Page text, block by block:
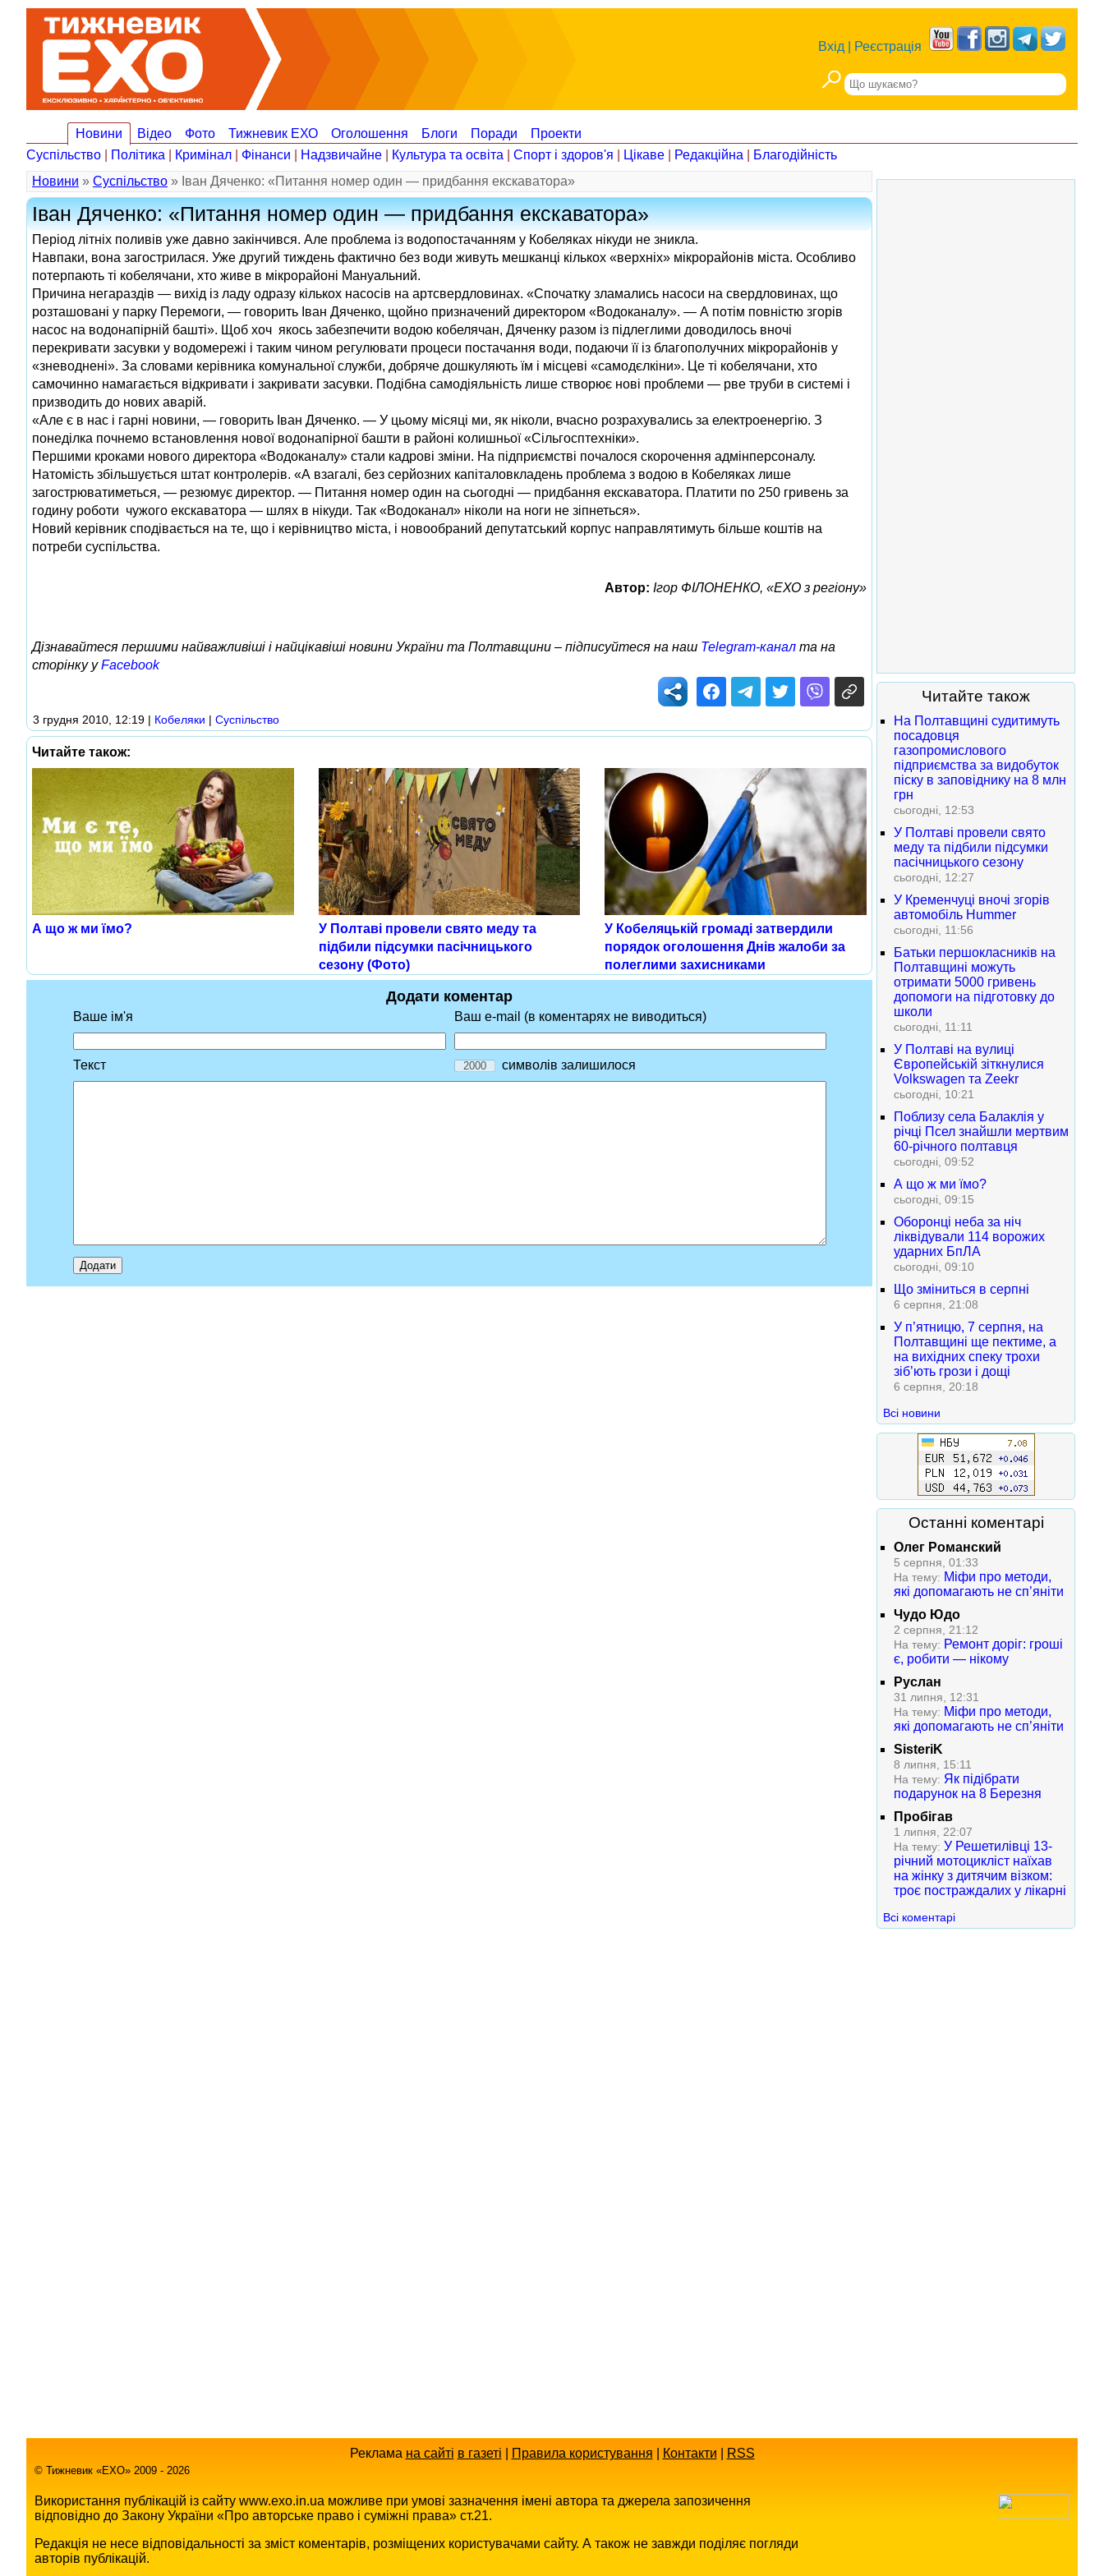
Вхід Реєстрація
Новини Відео Фото Тижневик ЕХО Оголошення Блоги Поради
Проекти
Суспільство
Політика Кримінал Фінанси Надзвичайне Культура та освіта Спорт і здоров'я Цікаве Редакційна
Благодійність
Новини » Суспільство » Іван Дяченко: «Питання номер один — придбання екскаватора»
Іван Дяченко: «Питання номер один — придбання екскаватора»
Період літніх поливів уже давно закінчився. Але проблема із водопостачанням у Кобеляках нікуди не зникла.
Навпаки, вона загострилася. Уже другий тиждень фактично без води живуть мешканці кількох «верхніх» мікрорайонів міста. Особливо
потерпають ті кобелячани, хто живе в мікрорайоні Мануальний.
Причина негараздів — вихід із ладу одразу кількох насосів на артсвердловинах. «Спочатку зламались насоси на свердловинах, що
розташовані у парку Перемоги, — говорить Іван Дяченко, щойно призначений директором «Водоканалу». — А потім повністю згорів
насос на водонапірній башті». Щоб хоч якось забезпечити водою кобелячан, Дяченку разом із підлеглими доводилось вночі
перекривати засувки у водомережі і таким чином регулювати процеси постачання води, подаючи її із благополучних мікрорайонів у
«зневоднені». За словами керівника комунальної служби, добряче дошкуляють їм і місцеві «самодєлкіни». Це ті кобелячани, хто
самочинно намагається відкривати і закривати засувки. Подібна самодіяльність лише створює нові проблеми — рве труби в системі і
призводить до нових аварій.
«Але є в нас і гарні новини, — говорить Іван Дяченко. — У цьому місяці ми, як ніколи, вчасно розрахувались за електроенергію. З
понеділка почнемо встановлення нової водонапірної башти в районі колишньої «Сільгосптехніки».
Першими кроками нового директора «Водоканалу» стали кадрові зміни. На підприємстві почалося скорочення адмінперсоналу.
Натомість збільшується штат контролерів. «А взагалі, без серйозних капіталовкладень проблема з водою в Кобеляках лише
загострюватиметься, — резюмує директор. — Питання номер один на сьогодні — придбання екскаватора. Платити по 250 гривень за
годину роботи чужого екскаватора — шлях в нікуди. Так «Водоканал» ніколи на ноги не зіпнеться».
Новий керівник сподівається на те, що і керівництво міста, і новообраний депутатський корпус направлятимуть більше коштів на
потреби суспільства.
Автор: Ігор ФІЛОНЕНКО, «ЕХО з регіону»
Дізнавайтеся першими найважливіші і найцікавіші новини України та Полтавщини – підписуйтеся на наш Telegram-канал та на
сторінку уFacebook
3 грудня 2010, 12:19 | Кобеляки | Суспільство
Читайте також:
А що ж ми їмо?
У Полтаві провели свято меду та
підбили підсумки пасічницького
сезону (Фото)
У Кобеляцькій громаді затвердили
порядок оголошення Днів жалоби за
полеглими захисниками
Додати коментар
Ваше ім'я Ваш e-mail (в коментарях не виводиться)
Текст символів залишилося
Читайте також
На Полтавщині судитимуть
посадовця
газопромислового
підприємства за видобуток
піску в заповіднику на 8 млн
грн
сьогодні, 12:53
У Полтаві провели свято
меду та підбили підсумки
пасічницького сезону
сьогодні, 12:27
У Кременчуці вночі згорів
автомобіль Hummer
сьогодні, 11:56
Батьки першокласників на
Полтавщині можуть
отримати 5000 гривень
допомоги на підготовку до
школи
сьогодні, 11:11
У Полтаві на вулиці
Європейській зіткнулися
Volkswagen та Zeekr
сьогодні, 10:21
Поблизу села Балаклія у
річці Псел знайшли мертвим
60-річного полтавця
сьогодні, 09:52
А що ж ми їмо?
сьогодні, 09:15
Оборонці неба за ніч
ліквідували 114 ворожих
ударних БпЛА
сьогодні, 09:10
Що зміниться в серпні
6 серпня, 21:08
У п’ятницю, 7 серпня, на
Полтавщині ще пектиме, а
на вихідних спеку трохи
зіб’ють грози і дощі
6 серпня, 20:18
Всі новини
Останні коментарі
Олег Романский
5 серпня, 01:33
На тему: Міфи про методи,
які допомагають не сп’яніти
Чудо Юдо
2 серпня, 21:12
На тему: Ремонт доріг: гроші
є, робити — нікому
Руслан
31 липня, 12:31
На тему: Міфи про методи,
які допомагають не сп’яніти
SisteriK
8 липня, 15:11
На тему: Як підібрати
подарунок на 8 Березня
Пробігав
1 липня, 22:07
На тему: У Решетилівці 13-
річний мотоцикліст наїхав
на жінку з дитячим візком:
троє постраждалих у лікарні
Всі коментарі
Реклама на сайті в газеті Правила користування Контакти RSS
© Тижневик «EХO» 2009 - 2026
Використання публікацій із сайту www.exo.in.ua можливе при умові зазначення імені автора та джерела запозичення
відповідно до Закону України «Про авторське право і суміжні права» ст.21.
Редакція не несе відповідальності за зміст коментарів, розміщених користувачами сайту. А також не завжди поділяє погляди
авторів публікацій.